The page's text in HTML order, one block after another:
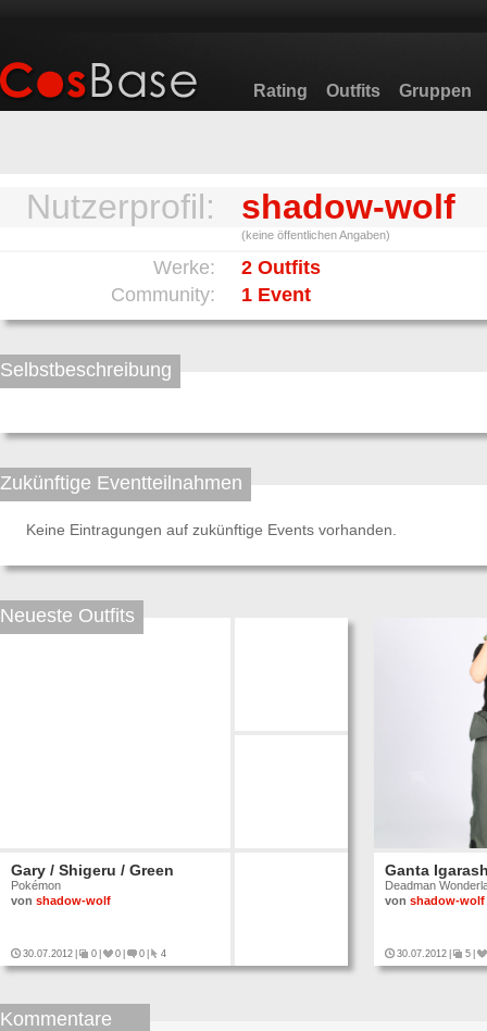
Rating Outfits Gruppen
Nutzerprofil: shadow-wolf
(keine öffentlichen Angaben)
Werke:
2 Outfits
Community:
1 Event
Selbstbeschreibung
Zukünftige Eventteilnahmen
Keine Eintragungen auf zukünftige Events vorhanden.
Neueste Outfits
Gary / Shigeru / Green
Pokémon
von shadow-wolf
30.07.2012 0 0 0 4
Ganta
Deadman
von shadow-wolf
30.07.2012 5
Kommentare